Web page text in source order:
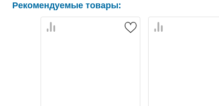
Рекомендуемые товары: